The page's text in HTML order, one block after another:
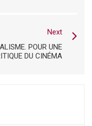
Next
POUR UNE
DU CINÉMA